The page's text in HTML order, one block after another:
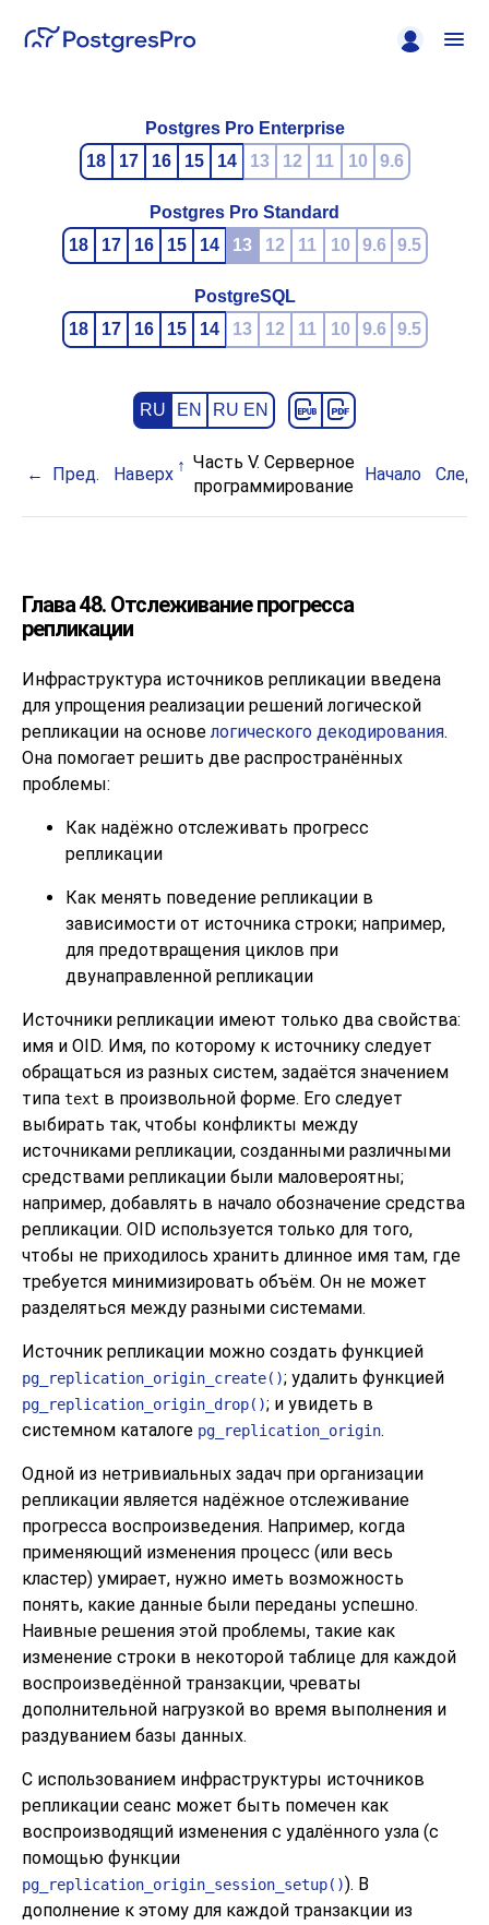
Postgres Pro Enterprise
18
17 16 15 14 13 12 11 10 9.6
Postgres Pro Standard
18
17 16 15 14 13 12 11 10 9.6 9.5
PostgreSQL
18
17 16 15 14 13 12 11 10 9.6 9.5
RU EN RU EN
Пред. Наверх
Часть V. Серверное
программирование
Начало След.
Глава 48. Отслеживание прогресса
репликации
Инфраструктура источников репликации введена
для упрощения реализации решений логической
репликации на основелогического декодирования.
Она помогает решить две распространённых
проблемы:
Как надёжно отслеживать прогресс
репликации
Как менять поведение репликации в
зависимости от источника строки; например,
для предотвращения циклов при
двунаправленной репликации
Источники репликации имеют только два свойства:
имя и OID. Имя, по которому к источнику следует
обращаться из разных систем, задаётся значением
типа text в произвольной форме. Его следует
выбирать так, чтобы конфликты между
источниками репликации, созданными различными
средствами репликации были маловероятны;
например, добавлять в начало обозначение средства
репликации. OID используется только для того,
чтобы не приходилось хранить длинное имя там, где
требуется минимизировать объём. Он не может
разделяться между разными системами.
Источник репликации можно создать функцией
pg_replication_origin_create(); удалить функцией
pg_replication_origin_drop(); и увидеть в
системном каталоге pg_replication_origin.
Одной из нетривиальных задач при организации
репликации является надёжное отслеживание
прогресса воспроизведения. Например, когда
применяющий изменения процесс (или весь
кластер) умирает, нужно иметь возможность
понять, какие данные были переданы успешно.
Наивные решения этой проблемы, такие как
изменение строки в некоторой таблице для каждой
воспроизведённой транзакции, чреваты
дополнительной нагрузкой во время выполнения и
раздуванием базы данных.
С использованием инфраструктуры источников
репликации сеанс может быть помечен как
воспроизводящий изменения с удалённого узла (с
помощью функции
pg_replication_origin_session_setup()). В
дополнение к этому для каждой транзакции из